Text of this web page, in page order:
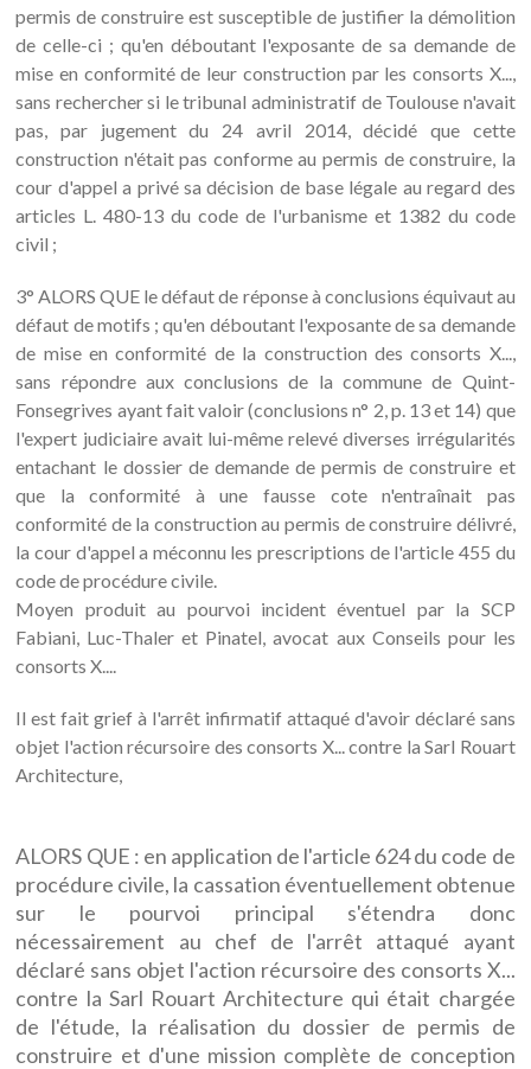
permis de construire est susceptible de justifier la démolition
de celle-ci ; qu'en déboutant l'exposante de sa demande de
mise en conformité de leur construction par les consorts X...,
sans rechercher si le tribunal administratif de Toulouse n'avait
pas, par jugement du 24 avril 2014, décidé que cette
construction n'était pas conforme au permis de construire, la
cour d'appel a privé sa décision de base légale au regard des
articles L. 480-13 du code de l'urbanisme et 1382 du code
civil ;
3° ALORS QUE le défaut de réponse à conclusions équivaut au
défaut de motifs ; qu'en déboutant l'exposante de sa demande
de mise en conformité de la construction des consorts X...,
sans répondre aux conclusions de la commune de Quint-
Fonsegrives ayant fait valoir (conclusions n° 2, p. 13 et 14) que
l'expert judiciaire avait lui-même relevé diverses irrégularités
entachant le dossier de demande de permis de construire et
que la conformité à une fausse cote n'entraînait pas
conformité de la construction au permis de construire délivré,
la cour d'appel a méconnu les prescriptions de l'article 455 du
code de procédure civile.
Moyen produit au pourvoi incident éventuel par la SCP
Fabiani, Luc-Thaler et Pinatel, avocat aux Conseils pour les
consorts X....
Il est fait grief à l'arrêt infirmatif attaqué d'avoir déclaré sans
objet l'action récursoire des consorts X... contre la Sarl Rouart
Architecture,
ALORS QUE : en application de l'article 624 du code de
procédure civile, la cassation éventuellement obtenue
sur le pourvoi principal s'étendra donc
nécessairement au chef de l'arrêt attaqué ayant
déclaré sans objet l'action récursoire des consorts X...
contre la Sarl Rouart Architecture qui était chargée
de l'étude, la réalisation du dossier de permis de
construire et d'une mission complète de conception